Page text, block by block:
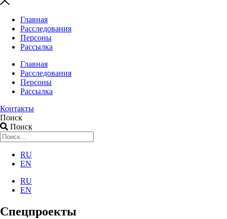
Главная
Расследования
Персоны
Рассылка
Главная
Расследования
Персоны
Рассылка
Контакты
Поиск
Поиск
RU
EN
RU
EN
Спецпроекты